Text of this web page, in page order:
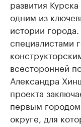
развития
одним из
истории
специалистами
всесторонней
Александра
проекта
первым
округе, для